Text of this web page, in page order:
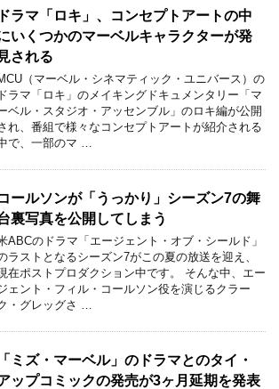
ドラマ「ロキ」、コンセプトアートの中
いくつかのマーベルキャラクターが発
見される
（マーベル・シネマティック・ユニバース）の
ドラマ「ロキ」のメイキングドキュメンタリー「マ
ベル・スタジオ・アッセンブル」のロキ編が公開
れ、番組で様々なコンセプトアートが紹介される
で、一部のマ …
ールソンが「うっかり」シーズン7の舞
裏写真を公開してしまう
ABCのドラマ「エージェント・オブ・シールド」
ラストとなるシーズン7がこの夏の放送を迎え、
在ポストプロダクション中です。 そんな中、エー
ェント・フィル・コールソン役を演じるクラー
・グレッグさ …
「ミズ・マーベル」のドラマとのタイ・
ップコミックの発売が3ヶ月延期を発表